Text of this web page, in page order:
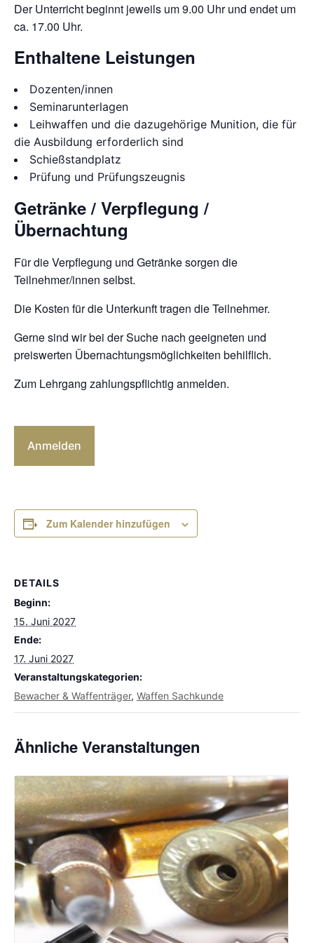
Der Unterricht beginnt jeweils um 9.00 Uhr und endet um
ca. 17.00 Uhr.
Enthaltene Leistungen
Dozenten/innen
Seminarunterlagen
Leihwaffen und die dazugehörige Munition, die für
die Ausbildung erforderlich sind
Schießstandplatz
Prüfung und Prüfungszeugnis
Getränke / Verpflegung /
Übernachtung
Für die Verpflegung und Getränke sorgen die
Teilnehmer/innen selbst.
Die Kosten für die Unterkunft tragen die Teilnehmer.
Gerne sind wir bei der Suche nach geeigneten und
preiswerten Übernachtungsmöglichkeiten behilflich.
Zum Lehrgang zahlungspflichtig anmelden.
Anmelden
Zum Kalender hinzufügen
DETAILS
Beginn:
15. Juni 2027
Ende:
17. Juni 2027
Veranstaltungskategorien:
Bewacher & Waffenträger, Waffen Sachkunde
Ähnliche Veranstaltungen